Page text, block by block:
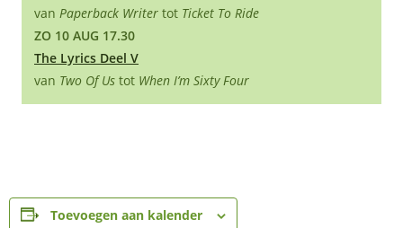
van Paperback Writer tot Ticket To Ride
ZO 10 AUG 17.30
The Lyrics Deel V
van Two Of Us tot When I’m Sixty Four
Toevoegen aan kalender